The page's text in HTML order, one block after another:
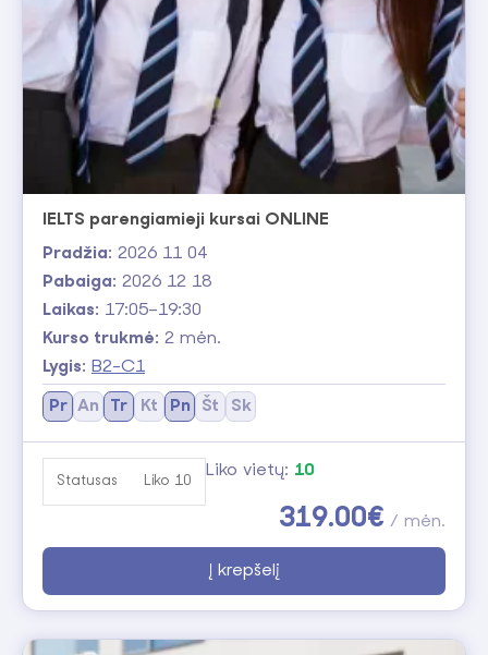
IELTS parengiamieji kursai ONLINE
Pradžia: 2026 11 04
Pabaiga: 2026 12 18
Laikas: 17:05–19:30
Kurso trukmė: 2 mėn.
Lygis: B2-C1
Pr An Tr Kt Pn Št Sk
Statusas Liko 10
319.00€ / mėn.
Liko vietų: 10
Į krepšelį